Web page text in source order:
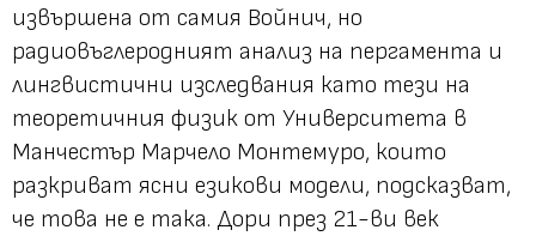
извършена от самия Войнич, но
радиовъглеродният анализ на пергамента и
лингвистични изследвания като тези на
теоретичния физик от Университета в
Манчестър Марчело Монтемуро, които
разкриват ясни езикови модели, подсказват,
че това не е така. Дори през 21-ви век